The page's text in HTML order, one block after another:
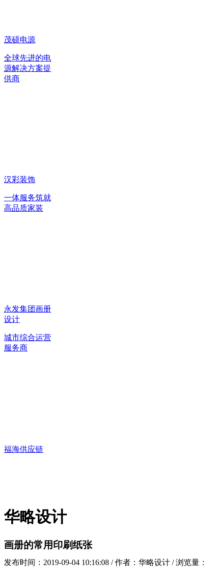
茂硕电源
全球先进的电
源解决方案提
供商
汉彩装饰
一体服务筑就
高品质家装
永发集团画册
设计
城市综合运营
服务商
福海供应链
华略设计
画册的常用印刷纸张
发布时间：2019-09-04 10:16:08 / 作者：华略设计 / 浏览量：